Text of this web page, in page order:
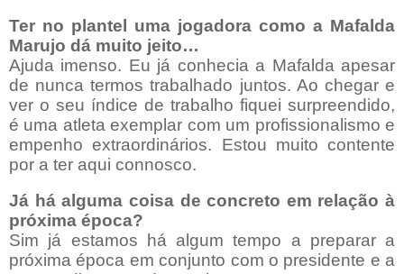
Ter no plantel uma jogadora como a Mafalda
Marujo dá muito jeito…
Ajuda imenso. Eu já conhecia a Mafalda apesar
de nunca termos trabalhado juntos. Ao chegar e
ver o seu índice de trabalho fiquei surpreendido,
é uma atleta exemplar com um profissionalismo e
empenho extraordinários. Estou muito contente
por a ter aqui connosco.
Já há alguma coisa de concreto em relação à
próxima época?
Sim já estamos há algum tempo a preparar a
próxima época em conjunto com o presidente e a